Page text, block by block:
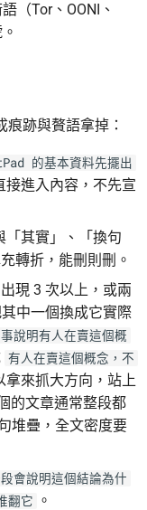
（Tor、OONI、
跡與贅語拿掉：
的基本資料先擺出
接進入內容，不先宣
其實」、「換句
轉折，能刪則刪。
現 3 次以上，或兩
中一個換成它實際
說明有人在賣這個概
有人在賣這個概念，不
拿來抓大方向，站上
的文章通常整段都
堆疊，全文密度要
會說明這個結論為什
翻它 。